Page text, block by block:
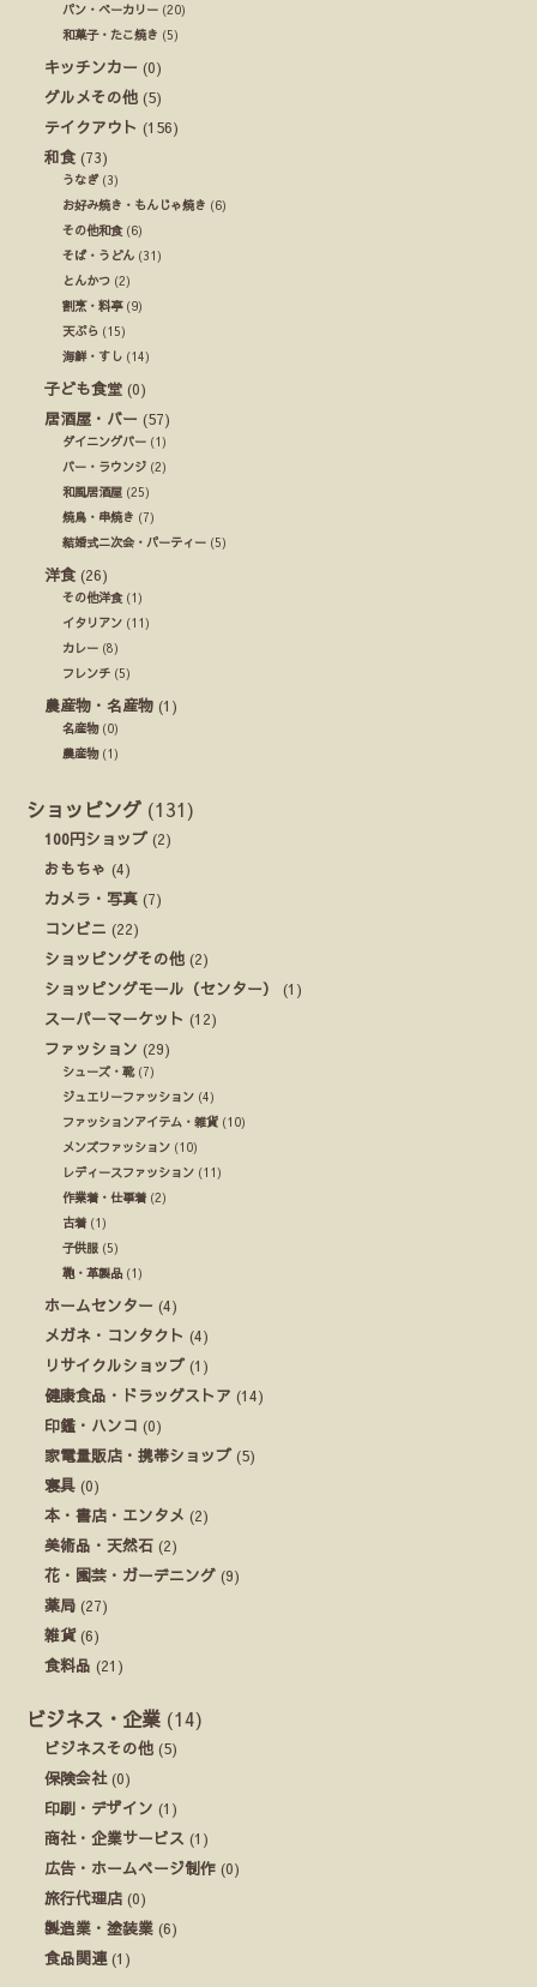
パン・ベーカリー (20)
和菓子・たこ焼き (5)
キッチンカー (0)
グルメその他 (5)
テイクアウト (156)
和食 (73)
うなぎ(3)
お好み焼き・もんじゃ焼き (6)
その他和食(6)
そば・うどん (31)
とんかつ (2)
割烹・料亭(9)
天ぷら (15)
海鮮・すし (14)
子ども食堂 (0)
居酒屋・バー (57)
ダイニングバー (1)
バー・ラウンジ (2)
和風居酒屋 (25)
焼鳥・串焼き (7)
結婚式ニ次会・パーティー (5)
洋食 (26)
その他洋食(1)
イタリアン (11)
カレー (8)
フレンチ (5)
農産物・名産物 (1)
名産物(0)
農産物(1)
ショッピング (131)
100円ショップ (2)
おもちゃ (4)
カメラ・写真 (7)
コンビニ (22)
ショッピングその他 (2)
ショッピングモール（センター）
(1)
スーパーマーケット (12)
ファッション (29)
シューズ・靴(7)
ジュエリーファッション (4)
ファッションアイテム・雑貨 (10)
メンズファッション (10)
レディースファッション (11)
作業着・仕事着 (2)
古着 (1)
子供服 (5)
鞄・革製品 (1)
ホームセンター (4)
メガネ・コンタクト (4)
リサイクルショップ (1)
健康食品・ドラッグストア (14)
印鑑・ハンコ (0)
家電量販店・携帯ショップ (5)
寝具 (0)
本・書店・エンタメ (2)
美術品・天然石 (2)
花・園芸・ガーデニング (9)
薬局 (27)
雑貨(6)
食料品 (21)
ビジネス・企業 (14)
ビジネスその他 (5)
保険会社(0)
印刷・デザイン (1)
商社・企業サービス (1)
広告・ホームページ制作 (0)
旅行代理店 (0)
製造業・塗装業 (6)
食品関連 (1)